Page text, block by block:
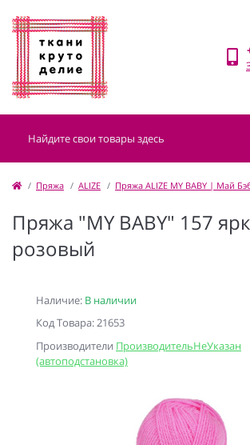
Пряжа ALIZE Пряжа ALIZE MY BABY | Май
Пряжа "MY BABY" 157
розовый
Наличие: В наличии
Код Товара: 21653
Производители ПроизводительНеУказан
(автоподстановка)